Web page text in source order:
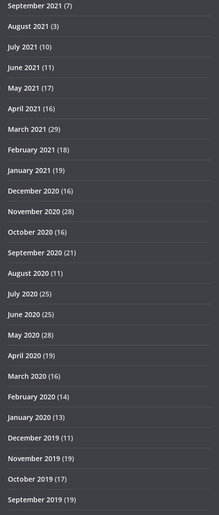
September 2021 (7)
August 2021 (3)
July 2021 (10)
June 2021 (11)
May 2021 (17)
April 2021 (16)
March 2021 (29)
February 2021 (18)
January 2021 (19)
December 2020 (16)
November 2020 (28)
October 2020 (16)
September 2020 (21)
August 2020 (11)
July 2020 (25)
June 2020 (25)
May 2020 (28)
April 2020 (19)
March 2020 (16)
February 2020 (14)
January 2020 (13)
December 2019 (11)
November 2019 (19)
October 2019 (17)
September 2019 (19)